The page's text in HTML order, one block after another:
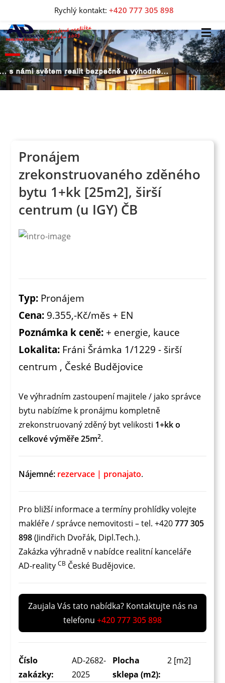
s námi světem realit bezpečně a výhodně...
Pronájem
zrekonstruovaného zděného
bytu 1+kk [25m2], širší
centrum (u IGY) ČB
Typ: Pronájem
Cena: 9.355,-Kč/měs + EN
Poznámka k ceně: + energie, kauce
Lokalita: Fráni Šrámka 1/1229 - širší
centrum , České Budějovice
Ve výhradním zastoupení majitele / jako správce
bytu nabízíme k pronájmu kompletně
zrekonstruovaný zděný byt velikosti 1+kk o
celkové výměře 25m2.
Nájemné: rezervace | pronajato.
Pro bližší informace a termíny prohlídky volejte
makléře / správce nemovitosti – tel. +420777 305
898(Jindřich Dvořák, Dipl.Tech.).
Zakázka výhradně v nabídce realitní kanceláře
AD-realityCB České Budějovice.
Zaujala Vás tato nabídka? Kontaktujte nás na
telefonu +420 777 305 898
Číslo
zakázky:
AD-2682-
2025
Plocha
sklepa (m2):
2 [m2]
Rychlý kontakt: +420 777 305 898